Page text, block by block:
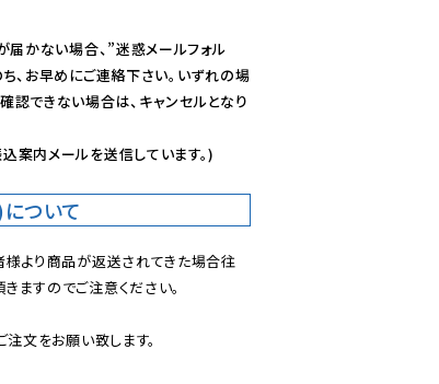
届かない場合、”迷惑メールフォル
、お早めにご連絡下さい。いずれの場
認できない場合は、キャンセルとなり
内メールを送信しています。)
ついて
より商品が返送されてきた場合往
ますのでご注意ください。